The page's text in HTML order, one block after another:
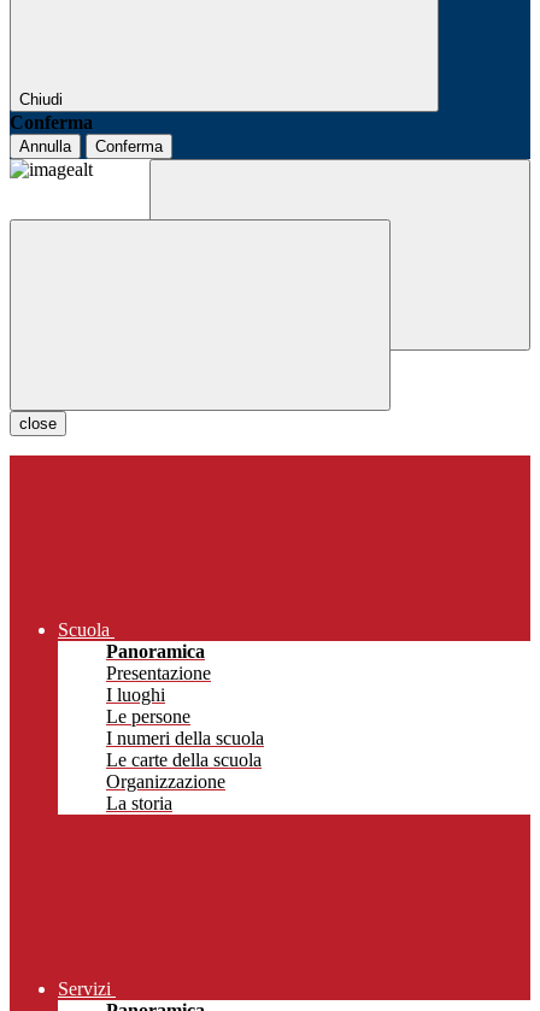
Chiudi
Conferma
Annulla Conferma
close
Scuola
Panoramica
Presentazione
I luoghi
Le persone
I numeri della scuola
Le carte della scuola
Organizzazione
La storia
Servizi